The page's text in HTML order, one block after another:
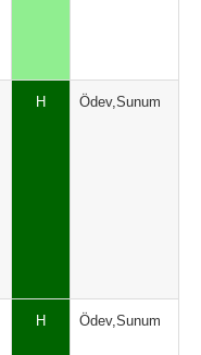
H Ödev,Sunum
H Ödev,Sunum